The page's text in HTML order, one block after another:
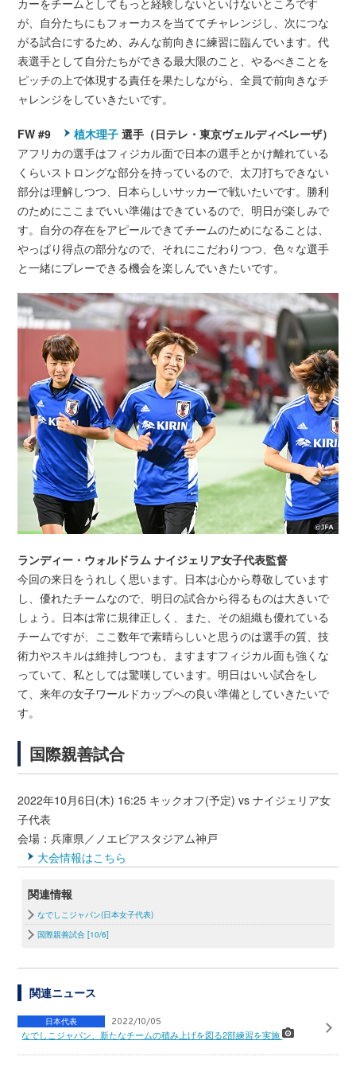
カーをチームとしてもっと経験しないといけないところです
が、自分たちにもフォーカスを当ててチャレンジし、次につな
がる試合にするため、みんな前向きに練習に臨んでいます。代
表選手として自分たちができる最大限のこと、やるべきことを
ピッチの上で体現する責任を果たしながら、全員で前向きなチ
ャレンジをしていきたいです。
FW #9 植木理子 選手（日テレ・東京ヴェルディベレーザ）
アフリカの選手はフィジカル面で日本の選手とかけ離れている
くらいストロングな部分を持っているので、太刀打ちできない
部分は理解しつつ、日本らしいサッカーで戦いたいです。勝利
のためにここまでいい準備はできているので、明日が楽しみで
す。自分の存在をアピールできてチームのためになることは、
やっぱり得点の部分なので、それにこだわりつつ、色々な選手
と一緒にプレーできる機会を楽しんでいきたいです。
ランディー・ウォルドラム ナイジェリア女子代表監督
今回の来日をうれしく思います。日本は心から尊敬しています
し、優れたチームなので、明日の試合から得るものは大きいで
しょう。日本は常に規律正しく、また、その組織も優れている
チームですが、ここ数年で素晴らしいと思うのは選手の質、技
術力やスキルは維持しつつも、ますますフィジカル面も強くな
っていて、私としては驚嘆しています。明日はいい試合をし
て、来年の女子ワールドカップへの良い準備としていきたいで
す。
国際親善試合
2022年10月6日(木) 16:25 キックオフ(予定) vs ナイジェリア女
子代表
会場：兵庫県／ノエビアスタジアム神戸
大会情報はこちら
関連情報
なでしこジャパン(日本女子代表)
国際親善試合 [10/6]
関連ニュース
日本代表 2022/10/05
なでしこジャパン、新たなチームの積み上げを図る2部練習を実施